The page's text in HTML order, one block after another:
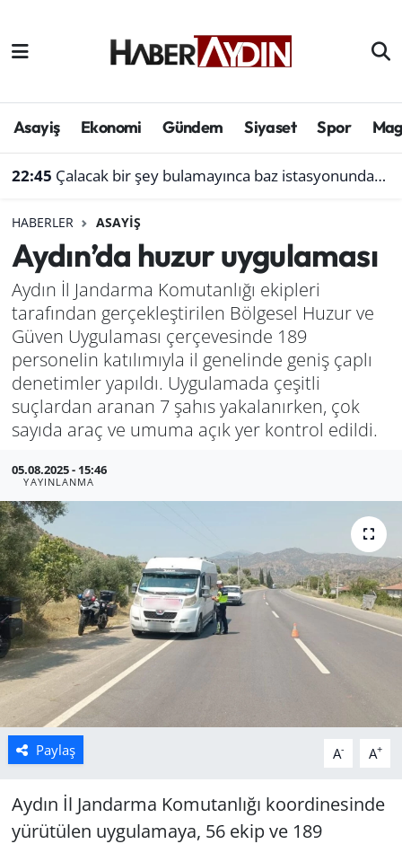
Asayiş Ekonomi Gündem Siyaset Spor
22:45 Çalacak bir şey bulamayınca baz istasyonundan akü çaldı
HABERLER ASAYIŞ
Aydın’da huzur uygulaması
Aydın İl Jandarma Komutanlığı ekipleri
tarafından gerçekleştirilen Bölgesel Huzur ve
Güven Uygulaması çerçevesinde 189
personelin katılımıyla il genelinde geniş çaplı
denetimler yapıldı. Uygulamada çeşitli
suçlardan aranan 7 şahıs yakalanırken, çok
sayıda araç ve umuma açık yer kontrol edildi.
05.08.2025 - 15:46
YAYINLANMA
Paylaş A- A+
Aydın İl Jandarma Komutanlığı koordinesinde
yürütülen uygulamaya, 56 ekip ve 189
Afyonkarahisar
Çevre
Genel
Haber
Izmir
Kütahya
Manisa
Muğla
Politika
Uşak
Aydın Hava Durumu
Süper Lig Puan Durumu ve Fikstür
Son Dakika Haberleri
Haber Arşivi